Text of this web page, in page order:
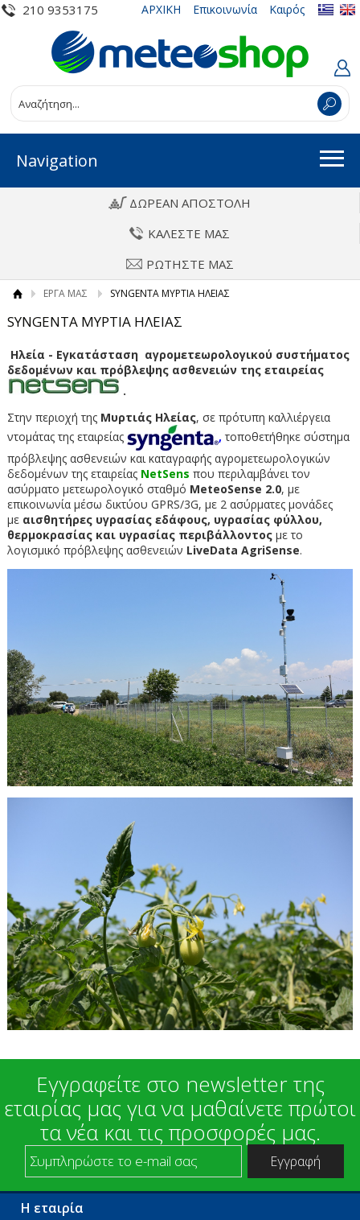
210 9353175 ΑΡΧΙΚΗ Επικοινωνία Καιρός
Navigation
ΔΩΡΕΑΝ ΑΠΟΣΤΟΛΗ
ΚΑΛΕΣΤΕ ΜΑΣ
ΡΩΤΗΣΤΕ ΜΑΣ
ΕΡΓΑ ΜΑΣ SYNGENTA ΜΥΡΤΙΑ ΗΛΕΙΑΣ
SYNGENTA ΜΥΡΤΙΑ ΗΛΕΙΑΣ
Ηλεία - Εγκατάσταση αγρομετεωρολογικού συστήματος
δεδομένων και πρόβλεψης ασθενειών της εταιρείας
.
Στην περιοχή της Μυρτιάς Ηλείας, σε πρότυπη καλλιέργεια
ντομάτας της εταιρείας
, τοποθετήθηκε σύστημα
πρόβλεψης ασθενειών και καταγραφής αγρομετεωρολογικών
δεδομένων της εταιρείας NetSens που περιλαμβάνει τον
ασύρματο μετεωρολογικό σταθμό MeteoSense 2.0, με
επικοινωνία μέσω δικτύου GPRS/3G, με 2 ασύρματες μονάδες
με αισθητήρες υγρασίας εδάφους, υγρασίας φύλλου,
θερμοκρασίας και υγρασίας περιβάλλοντοςμε το
λογισμικό πρόβλεψης ασθενειών LiveData AgriSense.
Εγγραφείτε στο newsletter της
εταιρίας μας για να μαθαίνετε πρώτοι
τα νέα και τις προσφορές μας.
Η εταιρία